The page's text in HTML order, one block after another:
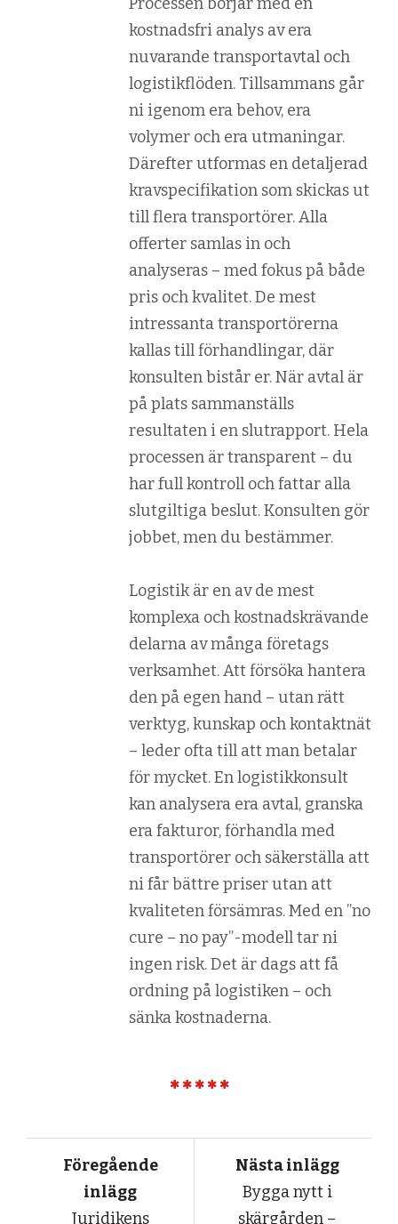
kostnadsfri analys av era
nuvarande transportavtal och
logistikflöden. Tillsammans går
ni igenom era behov, era
volymer och era utmaningar.
Därefter utformas en detaljerad
kravspecifikation som skickas ut
till flera transportörer. Alla
offerter samlas in och
analyseras – med fokus på både
pris och kvalitet. De mest
intressanta transportörerna
kallas till förhandlingar, där
konsulten bistår er. När avtal är
på plats sammanställs
resultaten i en slutrapport. Hela
processen är transparent – du
har full kontroll och fattar alla
slutgiltiga beslut. Konsulten gör
jobbet, men du bestämmer.
Logistik är en av de mest
komplexa och kostnadskrävande
delarna av många företags
verksamhet. Att försöka hantera
den på egen hand – utan rätt
verktyg, kunskap och kontaktnät
– leder ofta till att man betalar
för mycket. En logistikkonsult
kan analysera era avtal, granska
era fakturor, förhandla med
transportörer och säkerställa att
ni får bättre priser utan att
kvaliteten försämras. Med en ”no
cure – no pay”-modell tar ni
ingen risk. Det är dags att få
ordning på logistiken – och
sänka kostnaderna.
Föregående
inlägg
Juridikens
Nästa inlägg
Bygga nytt i
skärgården –